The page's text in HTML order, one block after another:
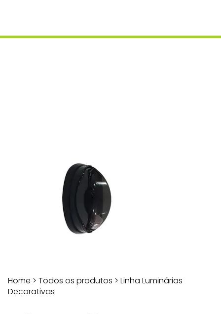
Home > Todos os produtos > Linha Luminárias
Decorativas